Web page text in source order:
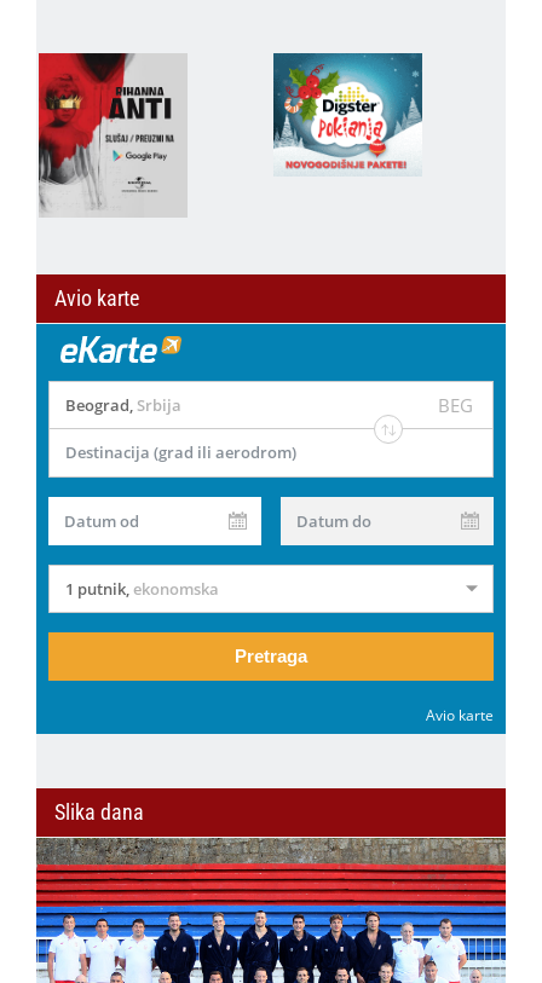
Avio karte
Beograd, Srbija BEG
Destinacija (grad ili aerodrom)
Datum od Datum do
1 putnik,ekonomska
Pretraga
Avio karte
Slika dana